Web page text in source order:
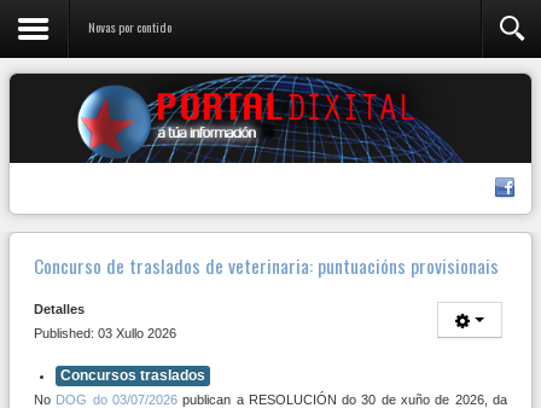
Novas por contido
Concurso de traslados de veterinaria: puntuacións provisionais
Detalles
Published: 03 Xullo 2026
Concursos traslados
No DOG do 03/07/2026publican a RESOLUCIÓN do 30 de xuño de 2026, da